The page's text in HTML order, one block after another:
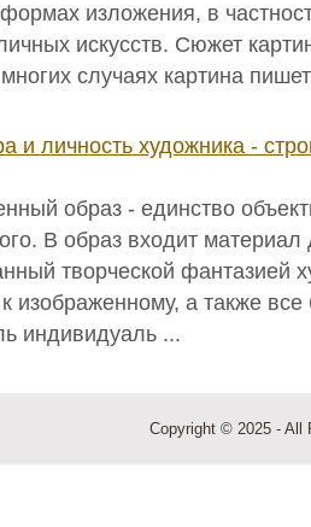
изложения, в
искусств. Сюжет
случаях картина
и личность художника -
образ - единство
В образ входит материал
творческой фантазией
изображенному, а также все
индивидуаль ...
Copyright © 2025 - All